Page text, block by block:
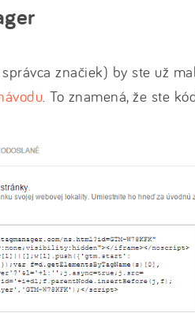
značiek) by ste už
. To znamená, že ste